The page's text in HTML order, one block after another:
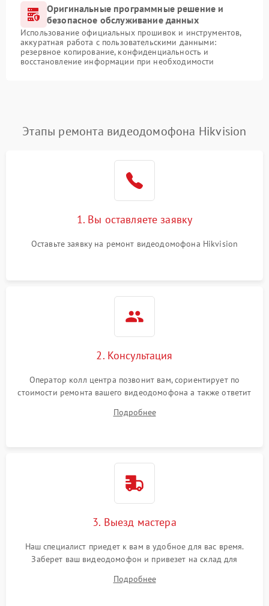
Оригинальные программные решение и
безопасное обслуживание данных
Использование официальных прошивок и инструментов,
аккуратная работа с пользовательскими данными:
резервное копирование, конфиденциальность и
восстановление информации при необходимости
Этапы ремонта видеодомофона Hikvision
1. Вы оставляете заявку
Оставьте заявку на ремонт видеодомофона Hikvision
2. Консультация
Оператор колл центра позвонит вам, сориентирует по
стоимости ремонта вашего видеодомофона а также ответит
Подробнее
3. Выезд мастера
Наш специалист приедет к вам в удобное для вас время.
Заберет ваш видеодомофон и привезет на склад для
Подробнее